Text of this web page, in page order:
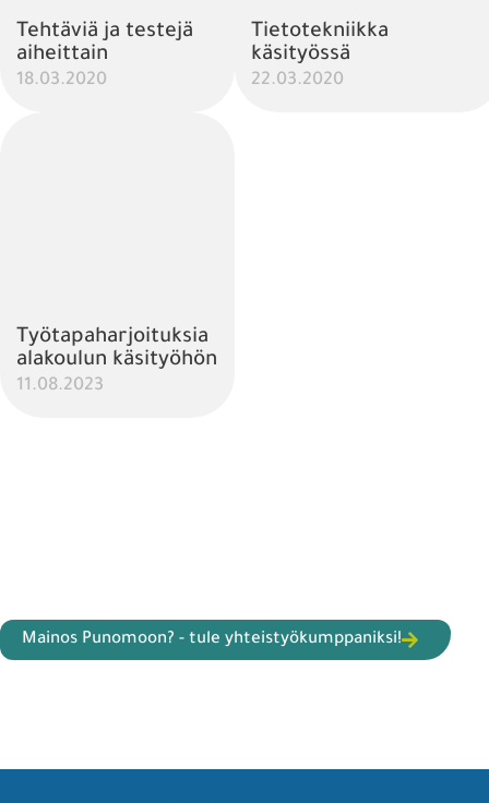
Tehtäviä ja testejä
aiheittain
18.03.2020
Tietotekniikka
käsityössä
22.03.2020
Työtapaharjoituksia
alakoulun käsityöhön
11.08.2023
Mainos Punomoon? - tule yhteistyökumppaniksi!